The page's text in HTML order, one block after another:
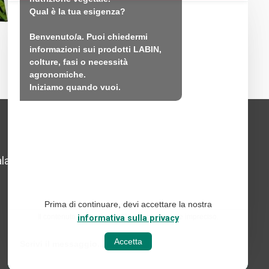
LABIECO-MAG
web
Politica sui cookie
Qual è la tua esigenza?
Benvenuto/a. Puoi chiedermi
informazioni sui prodotti LABIN,
colture, fasi o necessità
agronomiche.
Iniziamo quando vuoi.
Il contenuto generato dall'IA potrebbe essere impreciso.
Prima di continuare, devi accettare la nostra
informativa sulla privacy
Accetta